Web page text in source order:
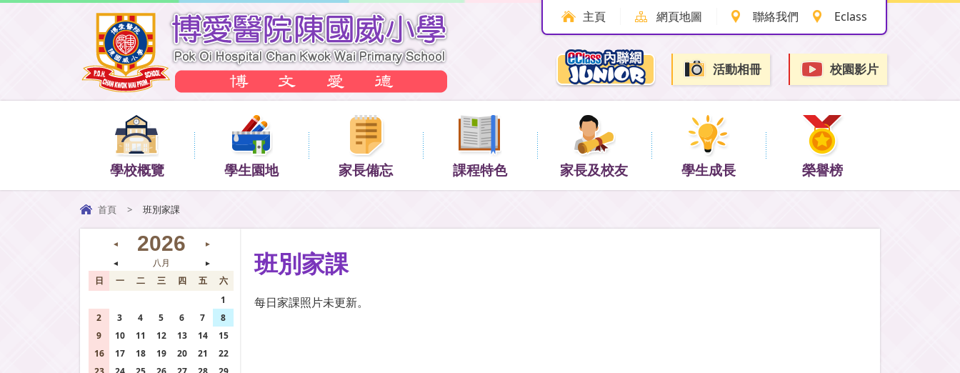
主頁 網頁地圖 聯絡我們 Eclass
活動相冊 校園影片
學校概覽 學生園地 家長備忘 課程特色 家長及校友 學生成長 榮譽榜
首頁 > 班別家課
班別家課
每日家課照片未更新。
◄ 2026
►
◄
八月 ►
日 一 二 三 四 五
六
1
2
3 4 5 6 7
8
9
10 11 12 13 14
15
16
17 18 19 20 21
22